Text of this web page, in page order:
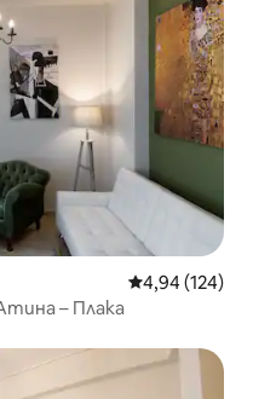
Средна
4,94 (124)
– Плака